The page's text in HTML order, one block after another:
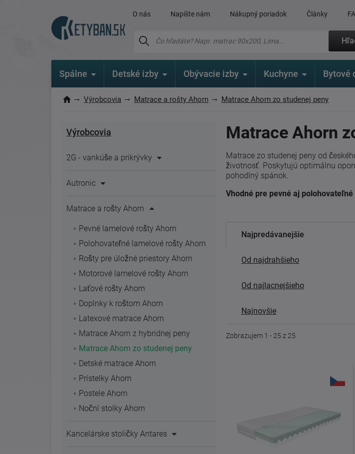
O nás Napíšte nám Nákupný poriadok Články
Spálne Detské izby Obývacie izby Kuchyne Bytové
Výrobcovia Matrace a rošty Ahorn Matrace Ahorn zo studenej peny
Výrobcovia
2G - vankúše a prikrývky
Autronic
Matrace a rošty Ahorn
Pevné lamelové rošty Ahorn
Polohovateľné lamelové rošty Ahorn
Rošty pre úložné priestory Ahorn
Motorové lamelové rošty Ahorn
Laťové rošty Ahorn
Doplnky k roštom Ahorn
Latexové matrace Ahorn
Matrace Ahorn z hybridnej peny
Matrace Ahorn zo studenej peny
Detské matrace Ahorn
Prístelky Ahorn
Postele Ahorn
Noční stolky Ahorn
Kancelárske stoličky Antares
Matrace Ahorn
Matrace zo studenej peny od
životnosť. Poskytujú optimálnu
pohodlný spánok.
Vhodné pre pevné aj polohovateľné
Najpredávanejšie
Od najdrahšieho
Od najlacnejšieho
Najnovšie
Zobrazujem 1 - 25 z 25